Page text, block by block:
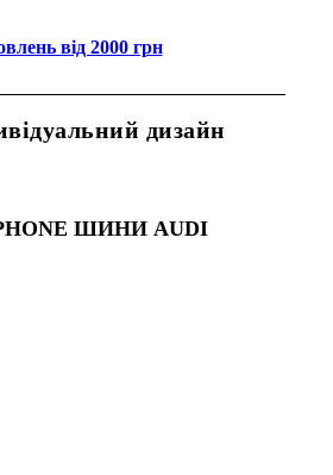
від 2000 грн
дизайн
ШИНИ AUDI